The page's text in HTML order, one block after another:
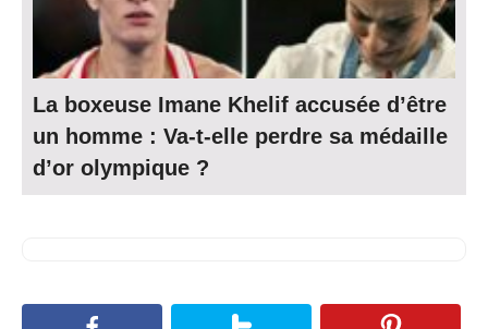
La boxeuse Imane Khelif accusée d’être
un homme : Va-t-elle perdre sa médaille
d’or olympique ?